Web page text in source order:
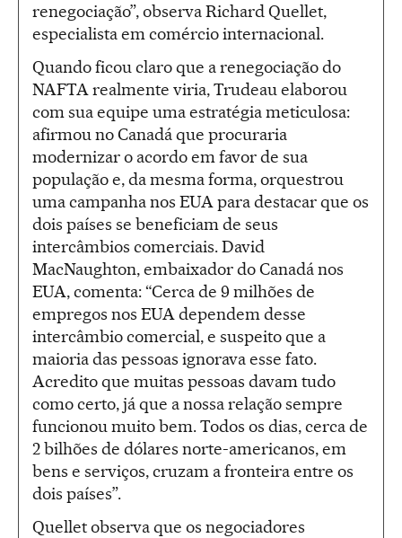
renegociação”, observa Richard Quellet,
especialista em comércio internacional.
Quando ficou claro que a renegociação do
NAFTA realmente viria, Trudeau elaborou
com sua equipe uma estratégia meticulosa:
afirmou no Canadá que procuraria
modernizar o acordo em favor de sua
população e, da mesma forma, orquestrou
uma campanha nos EUA para destacar que os
dois países se beneficiam de seus
intercâmbios comerciais. David
MacNaughton, embaixador do Canadá nos
EUA, comenta: “Cerca de 9 milhões de
empregos nos EUA dependem desse
intercâmbio comercial, e suspeito que a
maioria das pessoas ignorava esse fato.
Acredito que muitas pessoas davam tudo
como certo, já que a nossa relação sempre
funcionou muito bem. Todos os dias, cerca de
2 bilhões de dólares norte-americanos, em
bens e serviços, cruzam a fronteira entre os
dois países”.
Quellet observa que os negociadores